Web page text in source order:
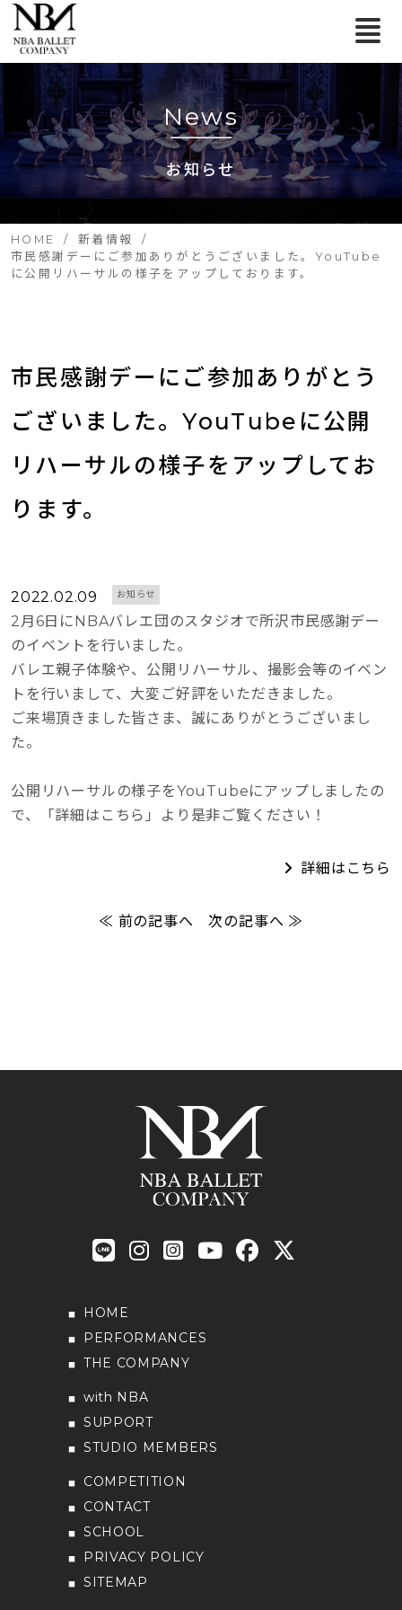
News
お知らせ
HOME
新着情報
市民感謝デーにご参加ありがとうございました。YouTube
に公開リハーサルの様子をアップしております。
市民感謝デーにご参加ありがとう
ございました。YouTubeに公開
リハーサルの様子をアップしてお
ります。
2022.02.09 お知らせ
2月6日にNBAバレエ団のスタジオで所沢市民感謝デー
のイベントを行いました。
バレエ親子体験や、公開リハーサル、撮影会等のイベン
トを行いまして、大変ご好評をいただきました。
ご来場頂きました皆さま、誠にありがとうございまし
た。
公開リハーサルの様子をYouTubeにアップしましたの
で、「詳細はこちら」より是非ご覧ください！
詳細はこちら
≪ 前の記事へ 次の記事へ ≫
HOME
PERFORMANCES
THE COMPANY
with NBA
SUPPORT
STUDIO MEMBERS
COMPETITION
CONTACT
SCHOOL
PRIVACY POLICY
SITEMAP